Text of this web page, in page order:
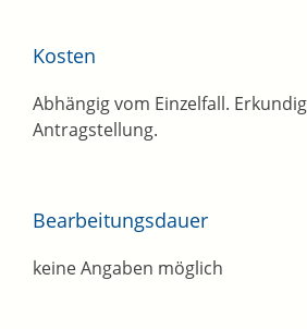
Kosten
Abhängig vom Einzelfall.
Antragstellung.
Bearbeitungsdauer
keine Angaben möglich